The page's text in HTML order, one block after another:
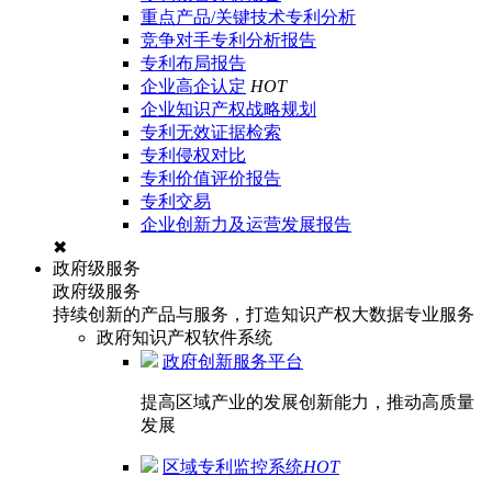
重点产品/关键技术专利分析
竞争对手专利分析报告
专利布局报告
企业高企认定 HOT
企业知识产权战略规划
专利无效证据检索
专利侵权对比
专利价值评价报告
专利交易
企业创新力及运营发展报告
✖
政府级服务
政府级服务
持续创新的产品与服务，打造知识产权大数据专业服务
政府知识产权软件系统
政府创新服务平台
提高区域产业的发展创新能力，推动高质量
发展
区域专利监控系统HOT